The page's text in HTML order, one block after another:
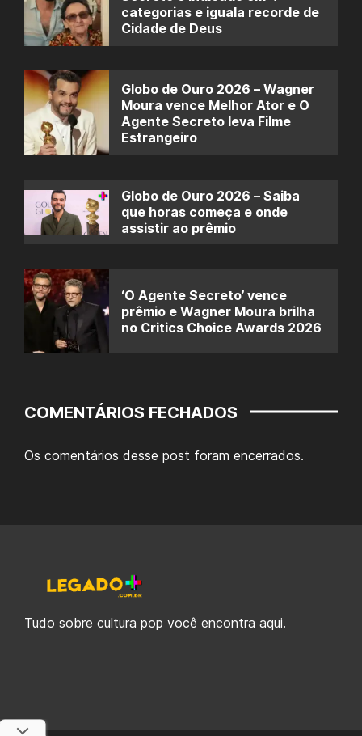
categorias e iguala recorde de
Cidade de Deus
Globo de Ouro 2026 – Wagner
Moura vence Melhor Ator e O
Agente Secreto leva Filme
Estrangeiro
Globo de Ouro 2026 – Saiba
que horas começa e onde
assistir ao prêmio
‘O Agente Secreto’ vence
prêmio e Wagner Moura brilha
no Critics Choice Awards 2026
COMENTÁRIOS FECHADOS
Os comentários desse post foram encerrados.
Tudo sobre cultura pop você encontra aqui.